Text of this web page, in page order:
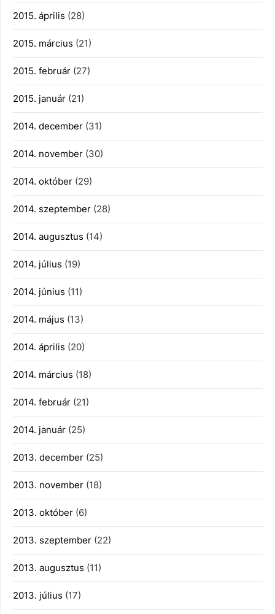
2015. április (28)
2015. március (21)
2015. február (27)
2015. január (21)
2014. december (31)
2014. november (30)
2014. október (29)
2014. szeptember (28)
2014. augusztus (14)
2014. július (19)
2014. június (11)
2014. május (13)
2014. április (20)
2014. március (18)
2014. február (21)
2014. január (25)
2013. december (25)
2013. november (18)
2013. október (6)
2013. szeptember (22)
2013. augusztus (11)
2013. július (17)